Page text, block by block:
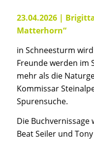
23.04.2026 |
Matterhorn“
in Schneesturm
Freunde werden im
mehr als die
Kommissar
Spurensuche.
Die
Beat Seiler und Tony